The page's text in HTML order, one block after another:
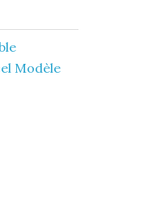
Modèle